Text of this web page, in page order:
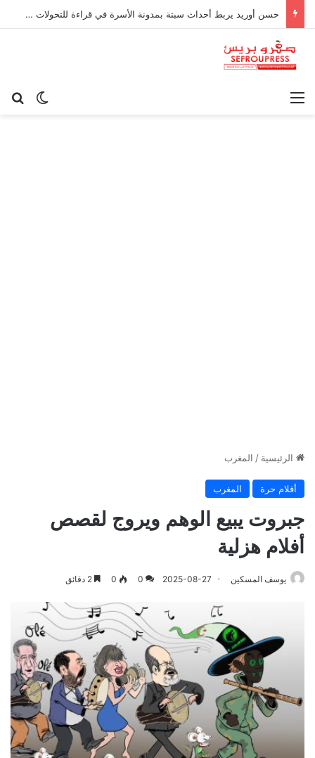
حسن أوريد يربط أحداث سبتة بمدونة الأسرة في قراءة للتحولات الاجتماعية
الوضع القائمة
الرئيسية / المغرب
أقلام حرة المغرب
جبروت يبيع الوهم ويروج لقصص
أفلام هزلية
يوسف المسكين 2025-08-27
0
0